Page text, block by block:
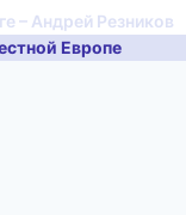
– Андрей Резников
Европе